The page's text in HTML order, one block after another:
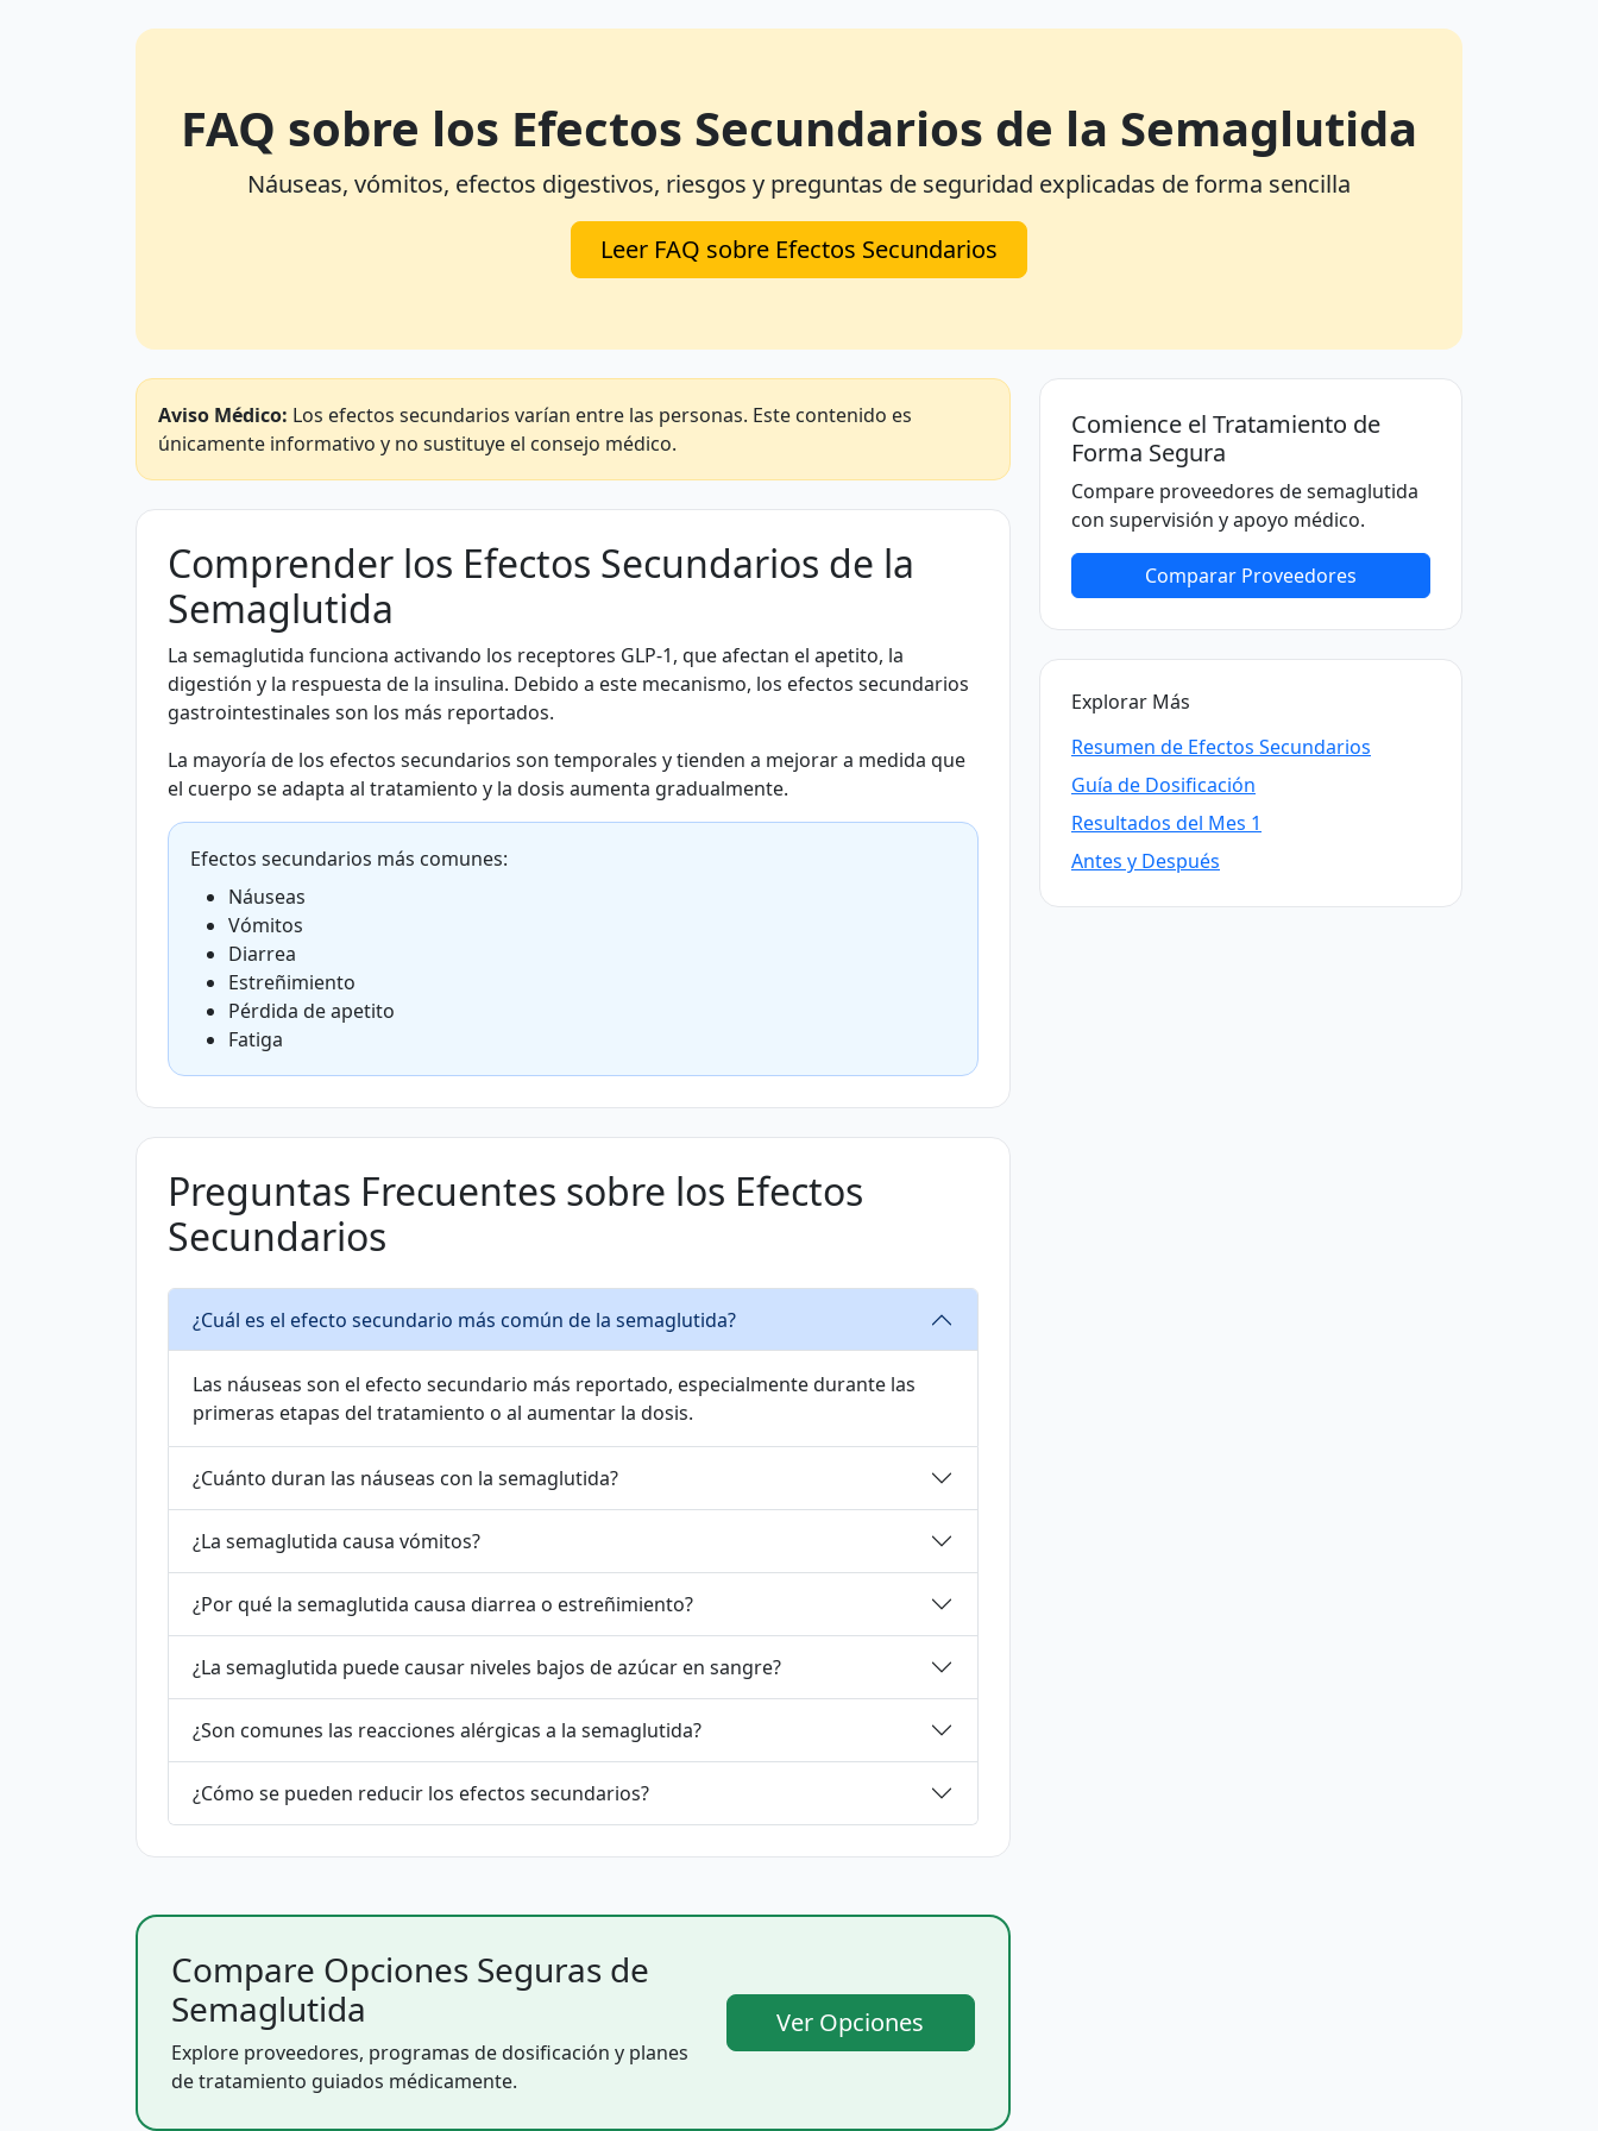
FAQ sobre los Efectos Secundarios de la Semaglutida
Náuseas, vómitos, efectos digestivos, riesgos y preguntas de seguridad explicadas de forma sencilla
Leer FAQ sobre Efectos Secundarios
Aviso Médico: Los efectos secundarios varían entre las personas. Este contenido es
únicamente informativo y no sustituye el consejo médico.
Comprender los Efectos Secundarios de la
Semaglutida
La semaglutida funciona activando los receptores GLP-1, que afectan el apetito, la
digestión y la respuesta de la insulina. Debido a este mecanismo, los efectos secundarios
gastrointestinales son los más reportados.
La mayoría de los efectos secundarios son temporales y tienden a mejorar a medida que
el cuerpo se adapta al tratamiento y la dosis aumenta gradualmente.
Efectos secundarios más comunes:
Náuseas
Vómitos
Diarrea
Estreñimiento
Pérdida de apetito
Fatiga
Preguntas Frecuentes sobre los Efectos
Secundarios
¿Cuál es el efecto secundario más común de la semaglutida?
Las náuseas son el efecto secundario más reportado, especialmente durante las
primeras etapas del tratamiento o al aumentar la dosis.
¿Cuánto duran las náuseas con la semaglutida?
¿La semaglutida causa vómitos?
¿Por qué la semaglutida causa diarrea o estreñimiento?
¿La semaglutida puede causar niveles bajos de azúcar en sangre?
¿Son comunes las reacciones alérgicas a la semaglutida?
¿Cómo se pueden reducir los efectos secundarios?
Compare Opciones Seguras de
Semaglutida
Explore proveedores, programas de dosificación y planes
de tratamiento guiados médicamente.
Ver Opciones
Comience el Tratamiento de
Forma Segura
Compare proveedores de semaglutida
con supervisión y apoyo médico.
Comparar Proveedores
Explorar Más
Resumen de Efectos Secundarios
Guía de Dosificación
Resultados del Mes 1
Antes y Después